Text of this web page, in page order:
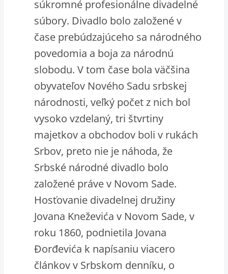
súkromné profesionálne divadelné
súbory. Divadlo bolo založené v
čase prebúdzajúceho sa národného
povedomia a boja za národnú
slobodu. V tom čase bola väčšina
obyvateľov Nového Sadu srbskej
národnosti, veľký počet z nich bol
vysoko vzdelaný, tri štvrtiny
majetkov a obchodov boli v rukách
Srbov, preto nie je náhoda, že
Srbské národné divadlo bolo
založené práve v Novom Sade.
Hosťovanie divadelnej družiny
Jovana Kneževića v Novom Sade, v
roku 1860, podnietila Jovana
Đorđevića k napísaniu viacero
článkov v Srbskom denníku, o